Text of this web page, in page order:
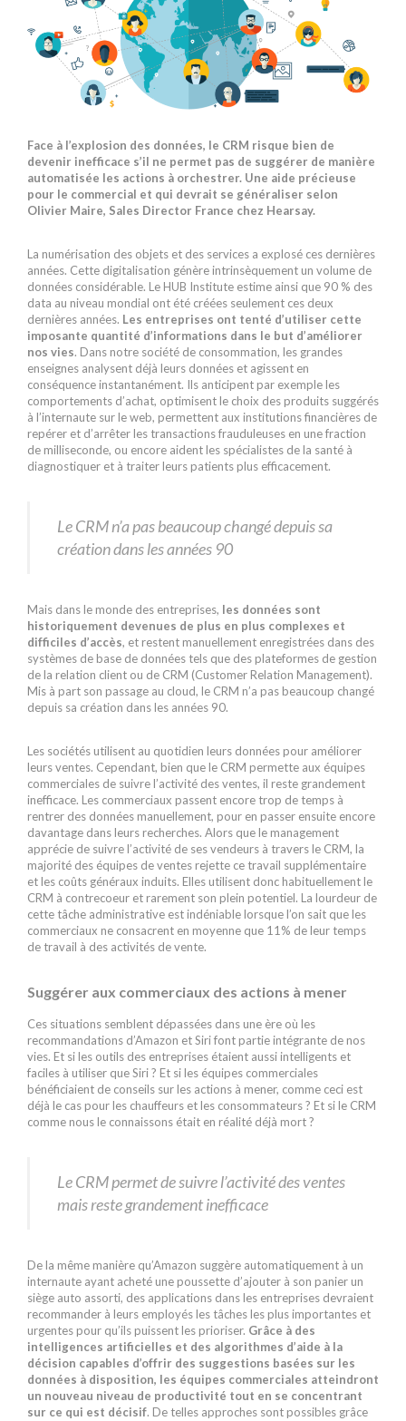
Face à l’explosion des données, le CRM risque bien de
devenir inefficace s’il ne permet pas de suggérer de manière
automatisée les actions à orchestrer. Une aide précieuse
pour le commercial et qui devrait se généraliser selon
Olivier Maire, Sales Director France chez Hearsay.
La numérisation des objets et des services a explosé ces dernières
années. Cette digitalisation génère intrinsèquement un volume de
données considérable. Le HUB Institute estime ainsi que 90 % des
data au niveau mondial ont été créées seulement ces deux
dernières années. Les entreprises ont tenté d’utiliser cette
imposante quantité d’informations dans le but d’améliorer
nos vies. Dans notre société de consommation, les grandes
enseignes analysent déjà leurs données et agissent en
conséquence instantanément. Ils anticipent par exemple les
comportements d’achat, optimisent le choix des produits suggérés
à l’internaute sur le web, permettent aux institutions financières de
repérer et d’arrêter les transactions frauduleuses en une fraction
de milliseconde, ou encore aident les spécialistes de la santé à
diagnostiquer et à traiter leurs patients plus efficacement.
Le CRM n’a pas beaucoup changé depuis sa
création dans les années 90
Mais dans le monde des entreprises, les données sont
historiquement devenues de plus en plus complexes et
difficiles d’accès, et restent manuellement enregistrées dans des
systèmes de base de données tels que des plateformes de gestion
de la relation client ou de CRM (Customer Relation Management).
Mis à part son passage au cloud, le CRM n’a pas beaucoup changé
depuis sa création dans les années 90.
Les sociétés utilisent au quotidien leurs données pour améliorer
leurs ventes. Cependant, bien que le CRM permette aux équipes
commerciales de suivre l’activité des ventes, il reste grandement
inefficace. Les commerciaux passent encore trop de temps à
rentrer des données manuellement, pour en passer ensuite encore
davantage dans leurs recherches. Alors que le management
apprécie de suivre l’activité de ses vendeurs à travers le CRM, la
majorité des équipes de ventes rejette ce travail supplémentaire
et les coûts généraux induits. Elles utilisent donc habituellement le
CRM à contrecoeur et rarement son plein potentiel. La lourdeur de
cette tâche administrative est indéniable lorsque l’on sait que les
commerciaux ne consacrent en moyenne que 11% de leur temps
de travail à des activités de vente.
Suggérer aux commerciaux des actions à mener
Ces situations semblent dépassées dans une ère où les
recommandations d’Amazon et Siri font partie intégrante de nos
vies. Et si les outils des entreprises étaient aussi intelligents et
faciles à utiliser que Siri ? Et si les équipes commerciales
bénéficiaient de conseils sur les actions à mener, comme ceci est
déjà le cas pour les chauffeurs et les consommateurs ? Et si le CRM
comme nous le connaissons était en réalité déjà mort ?
Le CRM permet de suivre l’activité des ventes
mais reste grandement inefficace
De la même manière qu’Amazon suggère automatiquement à un
internaute ayant acheté une poussette d’ajouter à son panier un
siège auto assorti, des applications dans les entreprises devraient
recommander à leurs employés les tâches les plus importantes et
urgentes pour qu’ils puissent les prioriser. Grâce à des
intelligences artificielles et des algorithmes d’aide à la
décision capables d’offrir des suggestions basées sur les
données à disposition, les équipes commerciales atteindront
un nouveau niveau de productivité tout en se concentrant
sur ce qui est décisif. De telles approches sont possibles grâce